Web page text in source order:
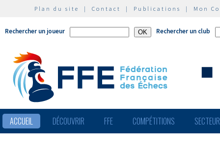
Plan du site | Contact | Publications | Mon
Rechercher un joueur Rechercher un club
ACCUEIL DÉCOUVRIR FFE COMPÉTITIONS